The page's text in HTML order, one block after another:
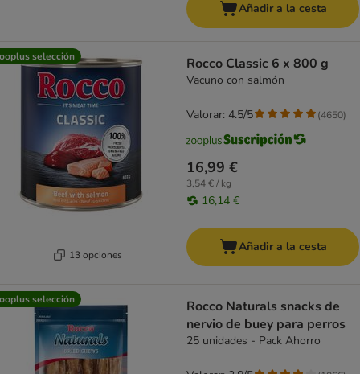
Añadir a la cesta
selección
13 opciones
Rocco Classic 6 x 800 g
Vacuno con salmón
16,99 €
3,54 € / kg
16,14 €
Valorar: 4.5/5 (4650)
Añadir a la cesta
selección
Rocco Naturals snacks de
nervio de buey para perros
25 unidades - Pack Ahorro